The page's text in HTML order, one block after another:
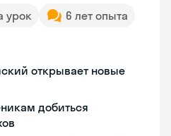
урок
6 лет опыта
открывает новые
добиться